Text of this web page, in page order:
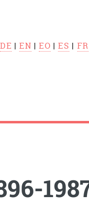
DE |EN |EO |ES | FR